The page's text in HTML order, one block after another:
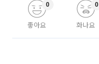
좋아요
0
화나요
0